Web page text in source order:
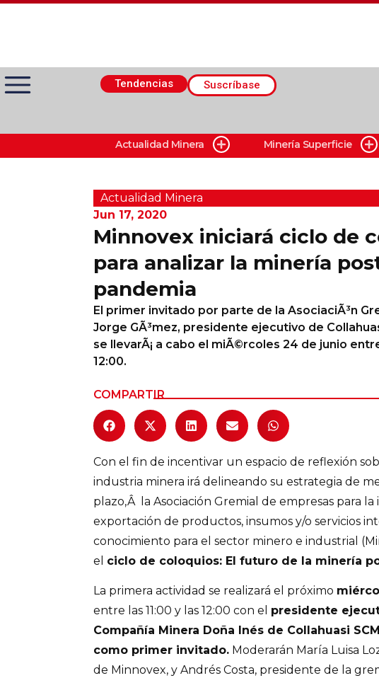
Tendencias Suscríbase
Actualidad Minera
Minería Superficie
Minerí­a Subterránea
Columnas de Opinión
Calendario de Eventos
Actualidad Minera Minería Superficie
Actualidad Minera
Jun 17, 2020
Minnovex iniciará ciclo de
para analizar la minería
pandemia
El primer invitado por parte de la AsociaciÃ³n
Jorge GÃ³mez, presidente ejecutivo de
se llevarÃ¡ a cabo el miÃ©rcoles 24 de junio
12:00.
COMPARTIR
Con el fin de incentivar un espacio de reflexión
industria minera irá delineando su estrategia de
plazo,Â la Asociación Gremial de empresas para la
exportación de productos, insumos y/o servicios
conocimiento para el sector minero e industrial
el ciclo de coloquios: El futuro de la minería
La primera actividad se realizará el próximo
entre las 11:00 y las 12:00 con el presidente
Compañía Minera Doña Inés de Collahuasi
como primer invitado. Moderarán María Luisa
de Minnovex, y Andrés Costa, presidente de la